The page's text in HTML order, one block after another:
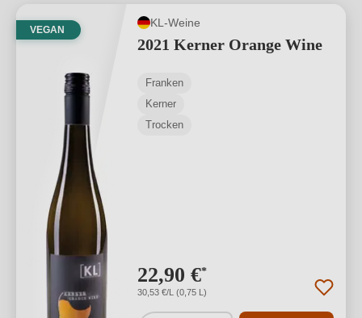
VEGAN
KL-Weine
2021 Kerner Orange Wine
Franken
Kerner
Trocken
22,90 €*
30,53 €/L (0,75 L)